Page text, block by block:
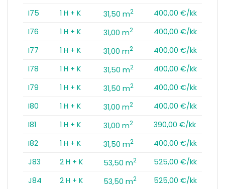
I75
1 H + K 31,50 m2
400,00 €/kk
I76
1 H + K 31,00 m2
400,00 €/kk
I77
1 H + K 31,00 m2
400,00 €/kk
I78
1 H + K 31,50 m2
400,00 €/kk
I79
1 H + K 31,50 m2
400,00 €/kk
I80
1 H + K 31,00 m2
400,00 €/kk
I81
1 H + K 31,00 m2
390,00 €/kk
I82
1 H + K 31,50 m2
400,00 €/kk
J83
2 H + K 53,50 m2
525,00 €/kk
J84
2 H + K 53,50 m2
525,00 €/kk